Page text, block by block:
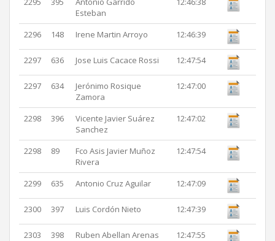
Esteban
2296 148 Irene Martin Arroyo 12:46:39
2297 636 Jose Luis Cacace Rossi 12:47:54
2297 634
Jerónimo Rosique
Zamora
12:47:00
2298 396
Vicente Javier Suárez
Sanchez
12:47:02
2298 89
Fco Asis Javier Muñoz
Rivera
12:47:54
2299 635 Antonio Cruz Aguilar 12:47:09
2300 397 Luis Cordón Nieto 12:47:39
2303 398 Ruben Abellan Arenas 12:47:55